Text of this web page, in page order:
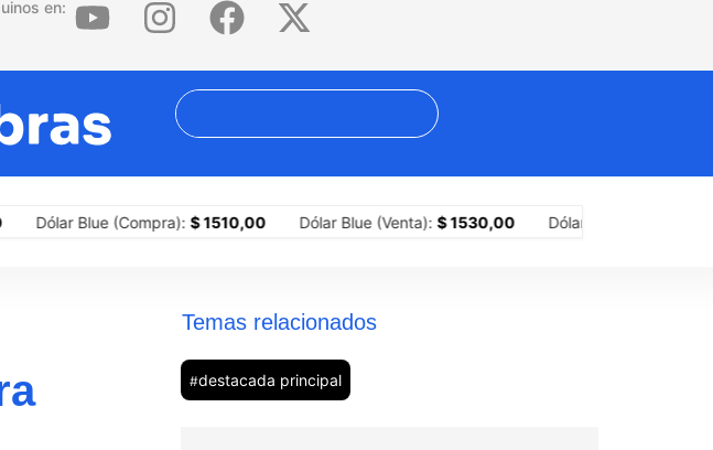
en:
De la Espriella asume la presidencia de Colombia La dieta puede esperar: 4 ferias
Blue (Compra):$ 1510,00 Dólar Blue (Venta): $ 1530,00 Dólar MEP (Compra):
Temas relacionados
#destacada principal